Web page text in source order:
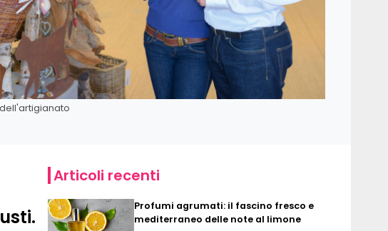
Articoli recenti
Profumi agrumati: il fascino fresco e
mediterraneo delle note al limone